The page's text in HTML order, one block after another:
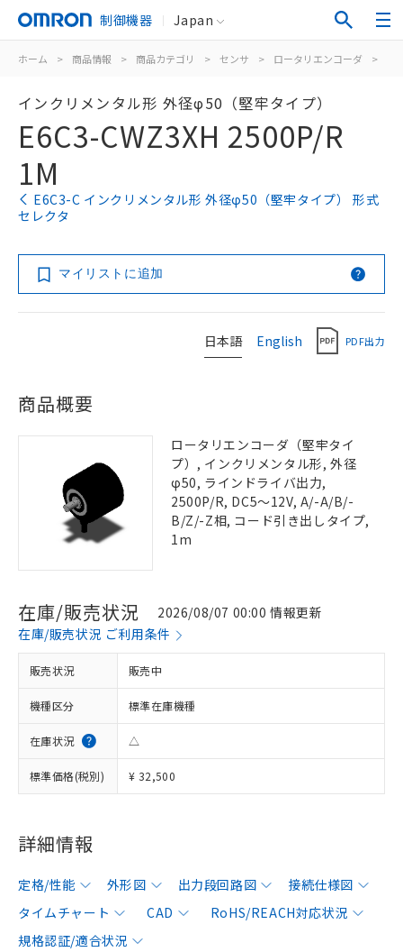
制御機器 Japan
ホーム > 商品情報 > 商品カテゴリ > センサ > ロータリエンコーダ >
インクリメンタル形 外径φ50（堅牢タイプ）
E6C3-CWZ3XH 2500P/R
1M
E6C3-C インクリメンタル形 外径φ50（堅牢タイプ） 形式
セレクタ
マイリストに追加
日本語 English PDF出力
商品概要
ロータリエンコーダ（堅牢タイ
プ）, インクリメンタル形, 外径
φ50, ラインドライバ出力,
2500P/R, DC5～12V, A/-A/B/-
B/Z/-Z相, コード引き出しタイプ,
1m
在庫/販売状況
2026/08/07 00:00 情報更新
在庫/販売状況 ご利用条件
販売状況 販売中
機種区分 標準在庫機種
在庫状況 △
標準価格(税別) ¥ 32,500
詳細情報
定格/性能 外形図 出力段回路図
接続仕様図
タイムチャート
CAD
RoHS/REACH対応状況
規格認証/適合状況